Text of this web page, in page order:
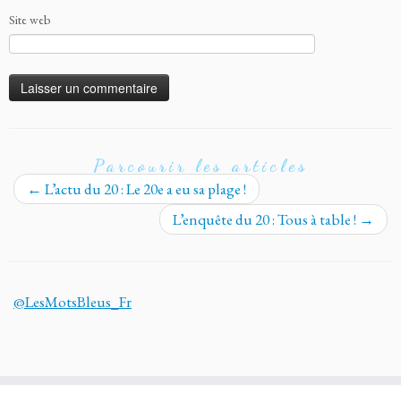
Site web
Parcourir les articles
← L’actu du 20 : Le 20e a eu sa plage !
L’enquête du 20 : Tous à table ! →
@LesMotsBleus_Fr